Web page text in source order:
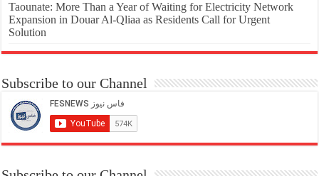
Taounate: More Than a Year of Waiting for Electricity Network
Expansion in Douar Al-Qliaa as Residents Call for Urgent
Solution
Subscribe to our Channel